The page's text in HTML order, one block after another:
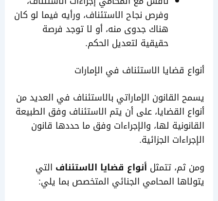
وفرص نجاح الاستئناف، ورأيه فيما لو كان
هناك جدوى منه، أو لا توجد فرصة
حقيقية لتعديل الحكم.
قضايا الاستئناف في الإمارات
الإماراتي بالاستئناف في العديد من
القضايا، على أن يتم الاستئناف وفق الطبيعة
لها، والإجراءات وفق ما حددها قانون
الجزائية.
تتمثلأنواع قضايا الاستئنافالتي
المحامي الجنائي المتخصص بما يلي: